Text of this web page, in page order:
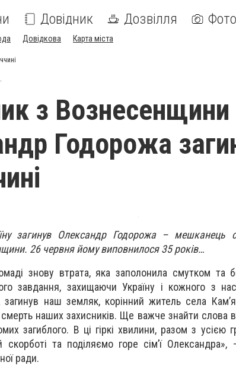
Довідник Дозвілля
Довідкова Карта міста
з Вознесенщини
Годорожа
загинув Олександр Годорожа – мешканець
26 червня йому виповнилося 35 років…
знову втрата, яка заполонила смутком та
завдання, захищаючи Україну і кожного з
наш земляк, корінний житель села
наших захисників. Ще важче знайти слова
загиблого. В ці гіркі хвилини, разом з усією
скорботі та поділяємо горе сім’ї
ради.